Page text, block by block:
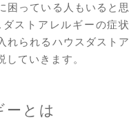
困っている人もいると思
ストアレルギーの症状
れられるハウスダストア
ていきます。
とは